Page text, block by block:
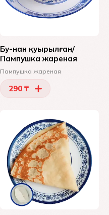
Бу-нан қуырылған/
Пампушка жареная
Пампушка жареная
290 ₸